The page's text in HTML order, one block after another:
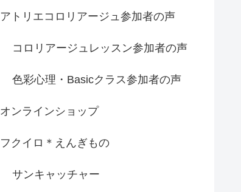
アトリエコロリアージュ参加者の声
コロリアージュレッスン参加者の声
色彩心理・Basicクラス参加者の声
オンラインショップ
フクイロ＊えんぎもの
サンキャッチャー